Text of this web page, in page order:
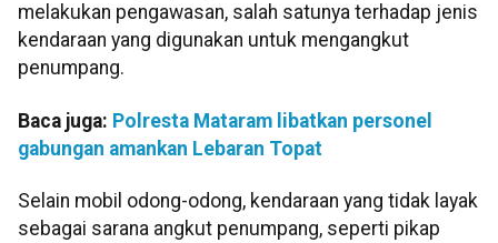
melakukan pengawasan, salah satunya terhadap jenis
kendaraan yang digunakan untuk mengangkut
penumpang.
Baca juga: Polresta Mataram libatkan personel
gabungan amankan Lebaran Topat
Selain mobil odong-odong, kendaraan yang tidak layak
sebagai sarana angkut penumpang, seperti pikap